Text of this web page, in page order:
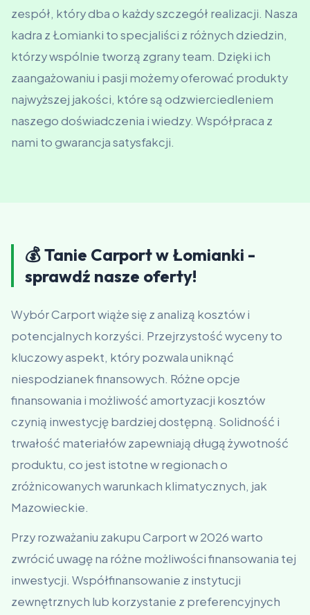
zespół, który dba o każdy szczegół realizacji. Nasza
kadra z Łomianki to specjaliści z różnych dziedzin,
którzy wspólnie tworzą zgrany team. Dzięki ich
zaangażowaniu i pasji możemy oferować produkty
najwyższej jakości, które są odzwierciedleniem
naszego doświadczenia i wiedzy. Współpraca z
nami to gwarancja satysfakcji.
💰 Tanie Carport w Łomianki -
sprawdź nasze oferty!
Wybór Carport wiąże się z analizą kosztów i
potencjalnych korzyści. Przejrzystość wyceny to
kluczowy aspekt, który pozwala uniknąć
niespodzianek finansowych. Różne opcje
finansowania i możliwość amortyzacji kosztów
czynią inwestycję bardziej dostępną. Solidność i
trwałość materiałów zapewniają długą żywotność
produktu, co jest istotne w regionach o
zróżnicowanych warunkach klimatycznych, jak
Mazowieckie.
Przy rozważaniu zakupu Carport w 2026 warto
zwrócić uwagę na różne możliwości finansowania tej
inwestycji. Współfinansowanie z instytucji
zewnętrznych lub korzystanie z preferencyjnych